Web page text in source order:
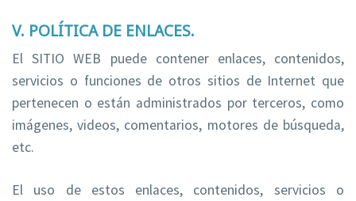
V. POLÍTICA DE ENLACES.
El SITIO WEB puede contener enlaces, contenidos,
servicios o funciones de otros sitios de Internet que
pertenecen o están administrados por terceros, como
imágenes, videos, comentarios, motores de búsqueda,
etc.
El uso de estos enlaces, contenidos, servicios o